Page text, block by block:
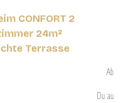
CONFORT 2
24m²
Terrasse
Ab
Duau